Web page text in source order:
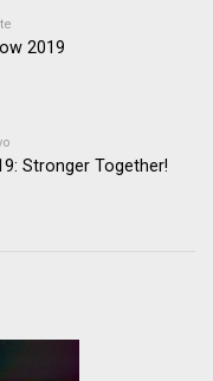
2019
Stronger Together!